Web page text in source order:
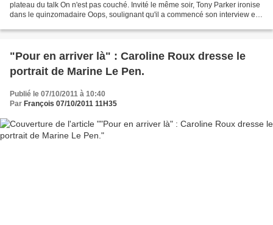
plateau du talk On n'est pas couché. Invité le même soir, Tony Parker ironise
dans le quinzomadaire Oops, soulignant qu'il a commencé son interview en
"Pour en arriver là" : Caroline Roux dresse le
portrait de Marine Le Pen.
Publié le 07/10/2011 à 10:40
Par François 07/10/2011 11H35